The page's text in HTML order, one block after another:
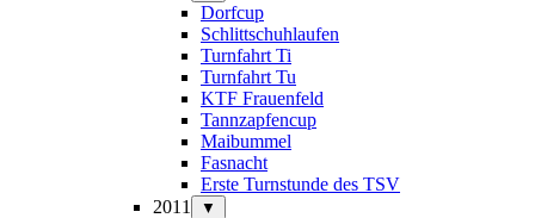
Dorfcup
Schlittschuhlaufen
Turnfahrt Ti
Turnfahrt Tu
KTF Frauenfeld
Tannzapfencup
Maibummel
Fasnacht
Erste Turnstunde des TSV
2011
▼